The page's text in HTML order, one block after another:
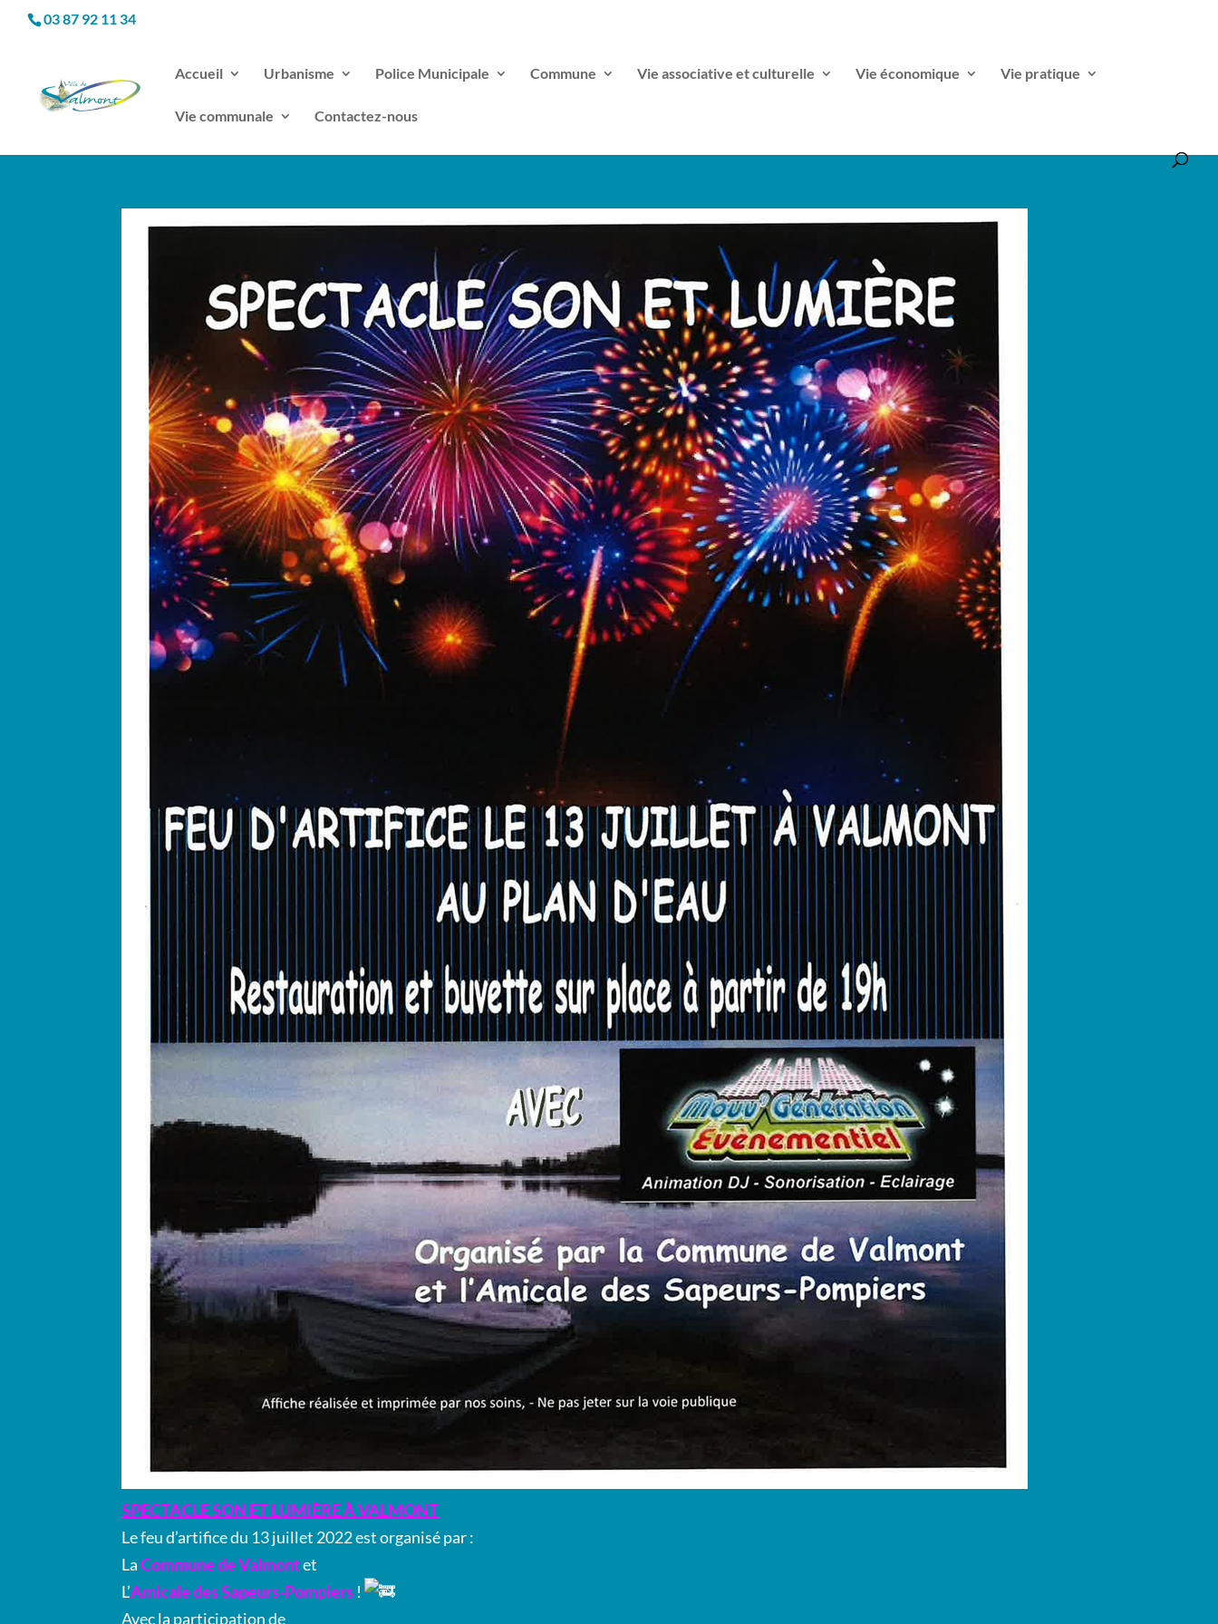
03 87 92 11 34
Accueil Urbanisme Police Municipale Commune Vie associative et culturelle Vie économique Vie pratique
Vie communale Contactez-nous
SPECTACLE SON ET LUMIÈRE À VALMONT
Le feu d’artifice du 13 juillet 2022 est organisé par :
LaCommune de Valmontet
L’Amicale des Sapeurs-Pompiers !
Avec la participation de